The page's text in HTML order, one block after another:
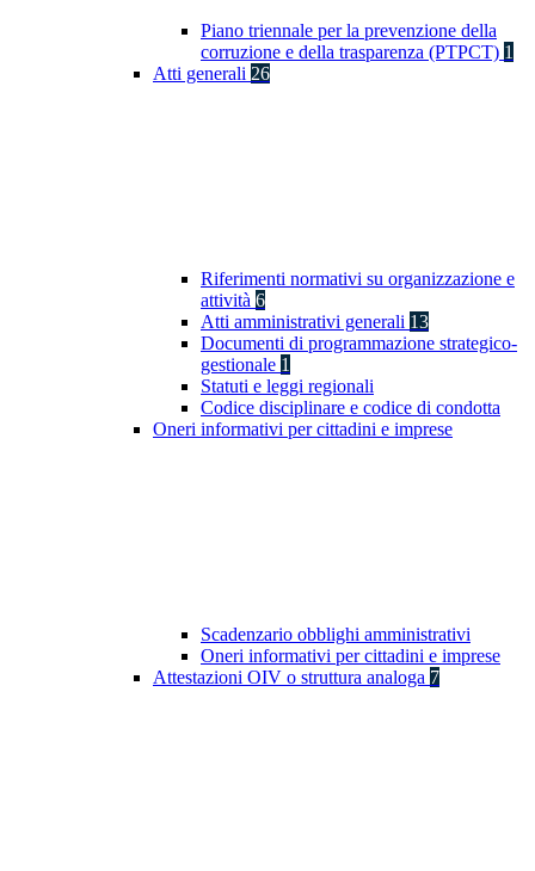
Piano triennale per la prevenzione della
corruzione e della trasparenza (PTPCT) 1
Atti generali 26
Riferimenti normativi su organizzazione e
attività 6
Atti amministrativi generali 13
Documenti di programmazione strategico-
gestionale 1
Statuti e leggi regionali
Codice disciplinare e codice di condotta
Oneri informativi per cittadini e imprese
Scadenzario obblighi amministrativi
Oneri informativi per cittadini e imprese
Attestazioni OIV o struttura analoga 7